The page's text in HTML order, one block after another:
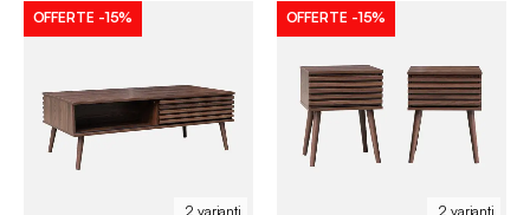
2 varianti
OFFERTE -15%
2 varianti
OFFERTE -15%